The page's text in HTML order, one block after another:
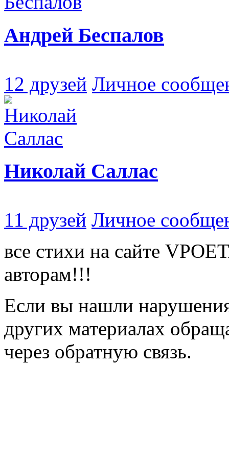
Андрей Беспалов
12 друзей Личное
Николай Саллас
11 друзей Личное
все стихи на сайте
авторам!!!
Если вы нашли
других материалах
через обратную связь.